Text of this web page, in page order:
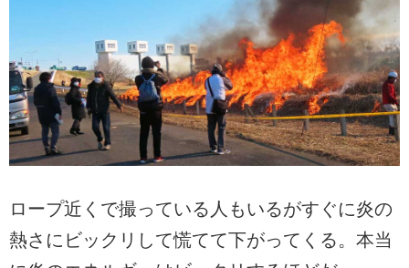
ロープ近くで撮っている人もいるがすぐに炎の
熱さにビックリして慌てて下がってくる。本当